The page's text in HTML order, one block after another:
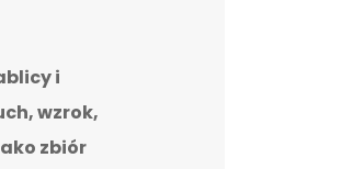
i
wzrok,
zbiór